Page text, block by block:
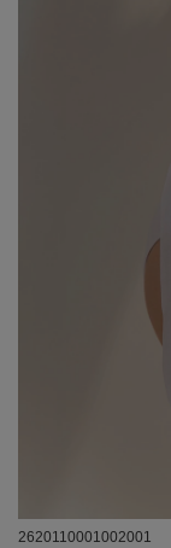
2620110001002001